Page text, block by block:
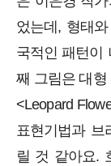
었는데, 형태
국적인 패턴이
째 그림은 대형
<Leopard
표현기법과 브
릴 것 같아요.